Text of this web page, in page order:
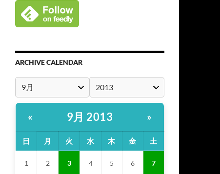
ARCHIVE CALENDAR
« 9月 2013 »
日 月 火 水 木 金 土
1 2 3 4 5 6 7